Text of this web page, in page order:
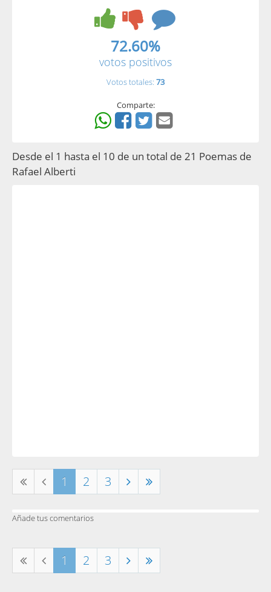
72.60%
votos positivos
Votos totales: 73
Comparte:
Desde el 1 hasta el 10 de un total de 21 Poemas de
Rafael Alberti
1 2 3
Añade tus comentarios
1 2 3